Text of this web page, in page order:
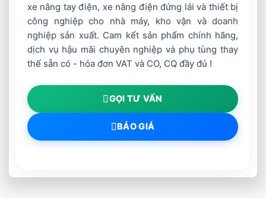
xe nâng tay điện, xe nâng điện đứng lái và thiết bị
công nghiệp cho nhà máy, kho vận và doanh
nghiệp sản xuất. Cam kết sản phẩm chính hãng,
dịch vụ hậu mãi chuyên nghiệp và phụ tùng thay
thế sẵn có - hóa đơn VAT và CO, CQ đầy đủ !
GỌI TƯ VẤN
BÁO GIÁ